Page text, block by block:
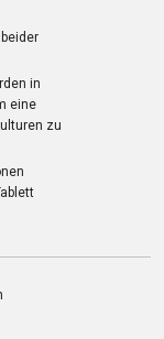
in
eine
zu